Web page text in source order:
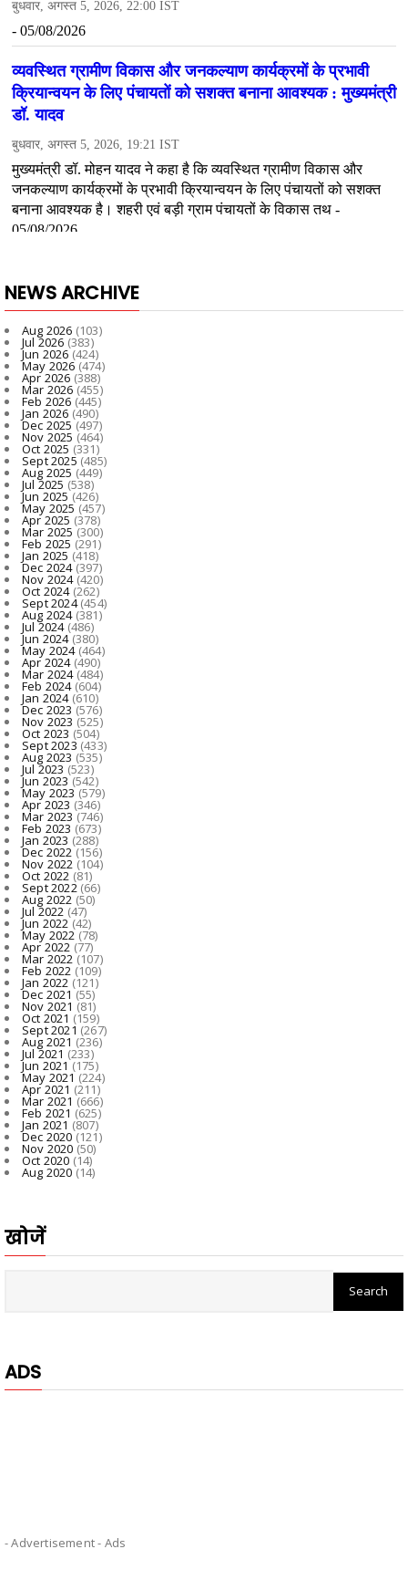
NEWS ARCHIVE
Aug 2026 (103)
Jul 2026 (383)
Jun 2026(424)
May 2026(474)
Apr 2026 (388)
Mar 2026(455)
Feb 2026 (445)
Jan 2026 (490)
Dec 2025(497)
Nov 2025 (464)
Oct 2025 (331)
Sept 2025 (485)
Aug 2025 (449)
Jul 2025 (538)
Jun 2025(426)
May 2025(457)
Apr 2025 (378)
Mar 2025 (300)
Feb 2025 (291)
Jan 2025 (418)
Dec 2024(397)
Nov 2024(420)
Oct 2024(262)
Sept 2024(454)
Aug 2024(381)
Jul 2024(486)
Jun 2024(380)
May 2024(464)
Apr 2024(490)
Mar 2024(484)
Feb 2024(604)
Jan 2024(610)
Dec 2023(576)
Nov 2023 (525)
Oct 2023 (504)
Sept 2023 (433)
Aug 2023 (535)
Jul 2023 (523)
Jun 2023(542)
May 2023(579)
Apr 2023 (346)
Mar 2023 (746)
Feb 2023 (673)
Jan 2023 (288)
Dec 2022(156)
Nov 2022 (104)
Oct 2022 (81)
Sept 2022(66)
Aug 2022 (50)
Jul 2022 (47)
Jun 2022(42)
May 2022(78)
Apr 2022 (77)
Mar 2022(107)
Feb 2022 (109)
Jan 2022 (121)
Dec 2021 (55)
Nov 2021 (81)
Oct 2021 (159)
Sept 2021 (267)
Aug 2021 (236)
Jul 2021 (233)
Jun 2021(175)
May 2021(224)
Apr 2021 (211)
Mar 2021 (666)
Feb 2021 (625)
Jan 2021 (807)
Dec 2020(121)
Nov 2020 (50)
Oct 2020 (14)
Aug 2020(14)
खोजें
ADS
- Advertisement - Ads